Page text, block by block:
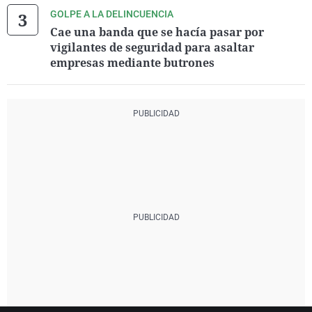
GOLPE A LA DELINCUENCIA
Cae una banda que se hacía pasar por
vigilantes de seguridad para asaltar
empresas mediante butrones